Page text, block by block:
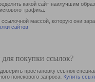
какой сайт наилучшим
трафика.
массой, которую они
сайтов
покупки ссылок?
простановку ссылок
поискового запроса. Купить